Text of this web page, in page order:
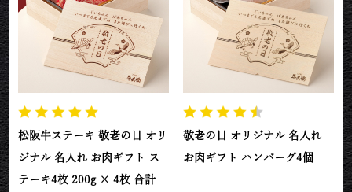
松阪牛ステーキ 敬老の日 オリ
ジナル 名入れ お肉ギフト ス
テーキ4枚 200g × 4枚 合計
敬老の日 オリジナル 名入れ
お肉ギフト ハンバーグ4個